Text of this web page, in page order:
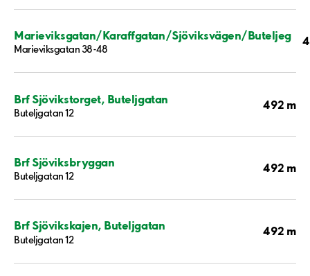
Marieviksgatan/Karaffgatan/Sjöviksvägen/Buteljeg
Marieviksgatan 38-48
Brf Sjövikstorget, Buteljgatan
Buteljgatan 12
492 m
Brf Sjöviksbryggan
Buteljgatan 12
492 m
Brf Sjövikskajen, Buteljgatan
Buteljgatan 12
492 m